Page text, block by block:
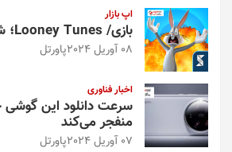
اپ بازار
بازی/ Looney Tunes؛ شهری بزرگ بسازید
08 آوریل 2024 پاورتل
اخبار فناوری
سرعت دانلود این گوشی
منفجر می‌کند
07 آوریل 2024 پاورتل